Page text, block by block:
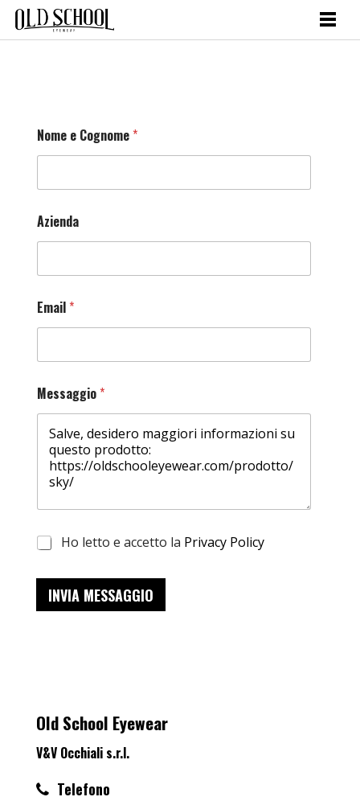
Old School Eyewear
V&V Occhiali s.r.l.
Telefono
Nome e Cognome *
Azienda
Email *
Messaggio *
Ho letto e accetto la Privacy Policy
INVIA MESSAGGIO